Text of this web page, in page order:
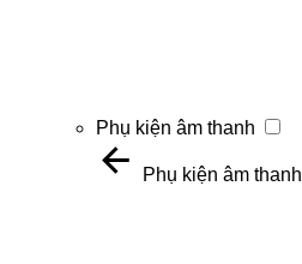
Phụ kiện âm thanh
Phụ kiện âm thanh